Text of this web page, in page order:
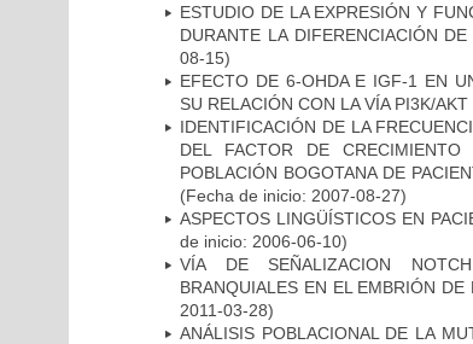
ESTUDIO DE LA EXPRESIÓN Y
DURANTE LA DIFERENCIACIÓN
08-15)
EFECTO DE 6-OHDA E IGF-1 EN
SU RELACIÓN CON LA VÍA PI3K/AKT
IDENTIFICACIÓN DE LA
DEL FACTOR DE
POBLACIÓN BOGOTANA DE
(Fecha de inicio: 2007-08-27)
ASPECTOS LINGÜÍSTICOS EN
de inicio: 2006-06-10)
VÍA DE SEÑALIZACION
BRANQUIALES EN EL EMBRIÓN
2011-03-28)
ANÁLISIS POBLACIONAL DE LA